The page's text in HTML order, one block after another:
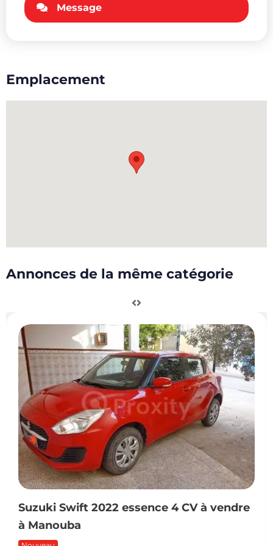
Message
Emplacement
Annonces de la même catégorie
essence 4 CV à vendre
Audi A5